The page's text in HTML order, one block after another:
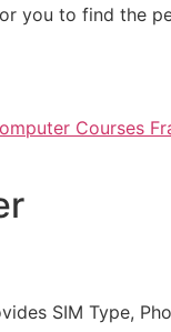
you to find the
Courses
SIM Type,